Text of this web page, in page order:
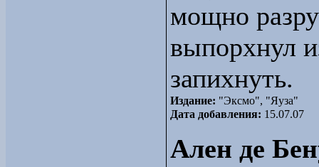
мощно
выпорхнул
запихнуть.
Издание: "Эксмо", "Яуза"
Дата добавления: 15.07.07
Ален де